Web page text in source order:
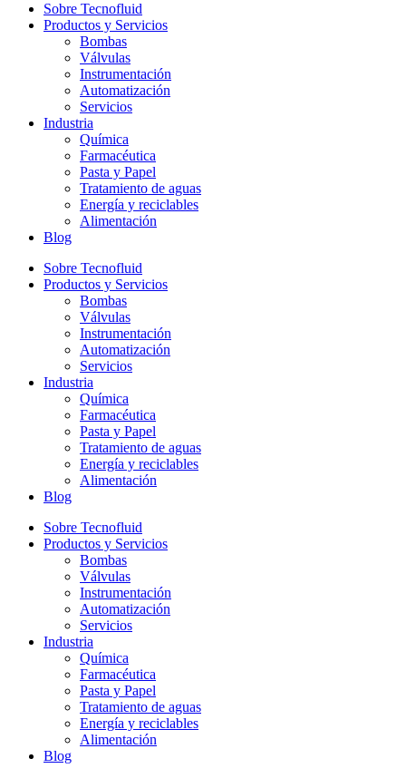
Sobre Tecnofluid
Productos y Servicios
Bombas
Válvulas
Instrumentación
Automatización
Servicios
Industria
Química
Farmacéutica
Pasta y Papel
Tratamiento de aguas
Energía y reciclables
Alimentación
Blog
Sobre Tecnofluid
Productos y Servicios
Bombas
Válvulas
Instrumentación
Automatización
Servicios
Industria
Química
Farmacéutica
Pasta y Papel
Tratamiento de aguas
Energía y reciclables
Alimentación
Blog
Sobre Tecnofluid
Productos y Servicios
Bombas
Válvulas
Instrumentación
Automatización
Servicios
Industria
Química
Farmacéutica
Pasta y Papel
Tratamiento de aguas
Energía y reciclables
Alimentación
Blog